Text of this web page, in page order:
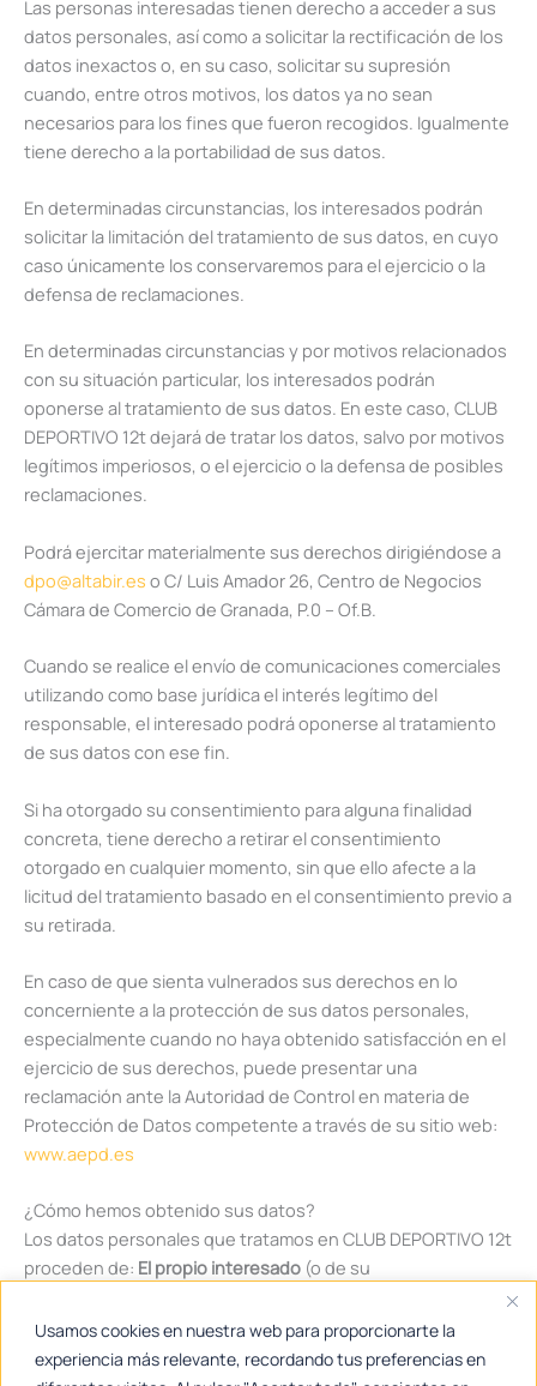
Usamos cookies en nuestra web para proporcionarte la
experiencia más relevante, recordando tus preferencias en
Las personas interesadas tienen derecho a acceder a sus
datos personales, así como a solicitar la rectificación de los
datos inexactos o, en su caso, solicitar su supresión
cuando, entre otros motivos, los datos ya no sean
necesarios para los fines que fueron recogidos. Igualmente
tiene derecho a la portabilidad de sus datos.
En determinadas circunstancias, los interesados podrán
solicitar la limitación del tratamiento de sus datos, en cuyo
caso únicamente los conservaremos para el ejercicio o la
defensa de reclamaciones.
En determinadas circunstancias y por motivos relacionados
con su situación particular, los interesados podrán
oponerse al tratamiento de sus datos. En este caso, CLUB
DEPORTIVO 12t dejará de tratar los datos, salvo por motivos
legítimos imperiosos, o el ejercicio o la defensa de posibles
reclamaciones.
Podrá ejercitar materialmente sus derechos dirigiéndose a
dpo@altabir.es o C/ Luis Amador 26, Centro de Negocios
Cámara de Comercio de Granada, P.0 – Of.B.
Cuando se realice el envío de comunicaciones comerciales
utilizando como base jurídica el interés legítimo del
responsable, el interesado podrá oponerse al tratamiento
de sus datos con ese fin.
Si ha otorgado su consentimiento para alguna finalidad
concreta, tiene derecho a retirar el consentimiento
otorgado en cualquier momento, sin que ello afecte a la
licitud del tratamiento basado en el consentimiento previo a
su retirada.
En caso de que sienta vulnerados sus derechos en lo
concerniente a la protección de sus datos personales,
especialmente cuando no haya obtenido satisfacción en el
ejercicio de sus derechos, puede presentar una
reclamación ante la Autoridad de Control en materia de
Protección de Datos competente a través de su sitio web:
www.aepd.es
¿Cómo hemos obtenido sus datos?
Los datos personales que tratamos en CLUB DEPORTIVO 12t
proceden de: El propio interesado (o de su
con medidas de apoyo a la capacidad jurídica).